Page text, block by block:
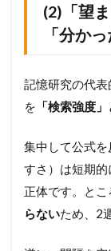
(2)「望
「分か
記憶研究の代
を 「検索強度
集中して公式
すさ）は短期
正体です。とこ
らないため、2